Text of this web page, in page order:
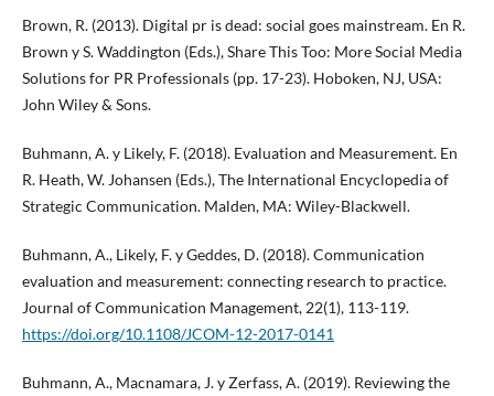
Brown, R. (2013). Digital pr is dead: social goes mainstream. En R.
Brown y S. Waddington (Eds.), Share This Too: More Social Media
Solutions for PR Professionals (pp. 17-23). Hoboken, NJ, USA:
John Wiley & Sons.
Buhmann, A. y Likely, F. (2018). Evaluation and Measurement. En
R. Heath, W. Johansen (Eds.), The International Encyclopedia of
Strategic Communication. Malden, MA: Wiley-Blackwell.
Buhmann, A., Likely, F. y Geddes, D. (2018). Communication
evaluation and measurement: connecting research to practice.
Journal of Communication Management, 22(1), 113-119.
https://doi.org/10.1108/JCOM-12-2017-0141
Buhmann, A., Macnamara, J. y Zerfass, A. (2019). Reviewing the